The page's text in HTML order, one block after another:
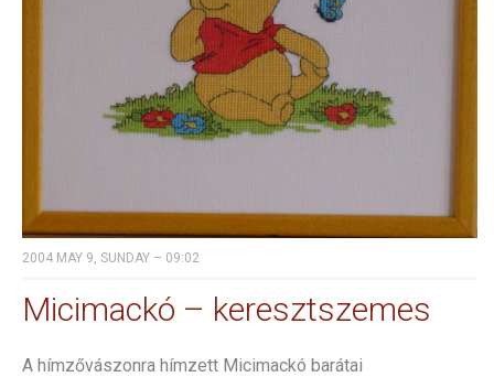
2004 MAY 9, SUNDAY – 09:02
Micimackó – keresztszemes
A hímzővászonra hímzett Micimackó barátai